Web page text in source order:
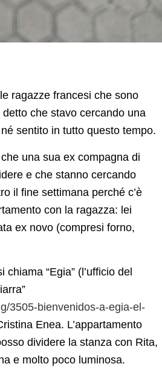
ragazze francesi che sono
che stavo cercando una
sentito in tutto questo tempo.
una sua ex compagna di
e che stanno cercando
il fine settimana perché c’è
con la ragazza: lei
ex novo (compresi forno,
“Egia” (l’ufficio del
3505-bienvenidos-a-egia-el-
Enea. L’appartamento
dividere la stanza con Rita,
e molto poco luminosa.